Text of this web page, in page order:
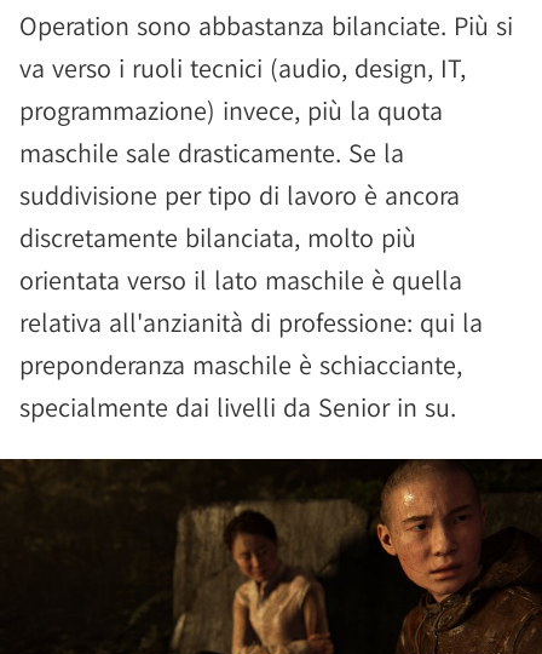
Operation sono abbastanza bilanciate. Più si
va verso i ruoli tecnici (audio, design, IT,
programmazione) invece, più la quota
maschile sale drasticamente. Se la
suddivisione per tipo di lavoro è ancora
discretamente bilanciata, molto più
orientata verso il lato maschile è quella
relativa all'anzianità di professione: qui la
preponderanza maschile è schiacciante,
specialmente dai livelli da Senior in su.